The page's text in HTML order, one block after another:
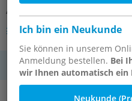
Ich bin ein Neukunde
Sie können in unserem
Anmeldung bestellen. Bei
wir Ihnen automatisch ein
Neukunde
Artikelnummer:
Andere Varianten des